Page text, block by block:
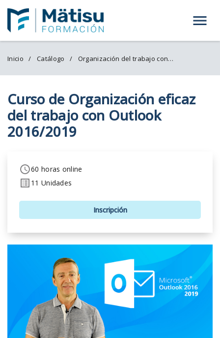
Menú
Inicio Catálogo Organización del trabajo con Outlook 2016/2019
Curso de Organización eficaz
del trabajo con Outlook
2016/2019
60 horas online
11 Unidades
Inscripción